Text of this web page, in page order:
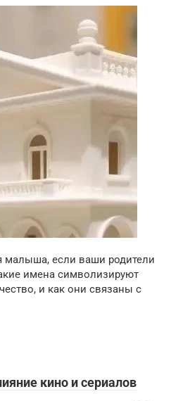
малыша, если ваши родители
имена символизируют
и как они связаны с
кино и сериалов